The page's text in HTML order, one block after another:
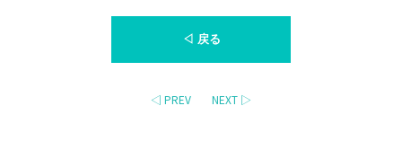
◁ 戻る
◁ PREV NEXT ▷